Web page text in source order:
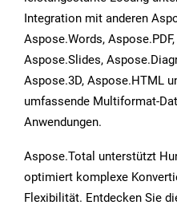
Integration mit anderen
Aspose.Words,
Aspose.Slides,
Aspose.3D, Aspose.HTML
umfassende Multiformat-
Anwendungen.
Aspose.Total unterstützt
optimiert komplexe
Flexibilität. Entdecken Sie